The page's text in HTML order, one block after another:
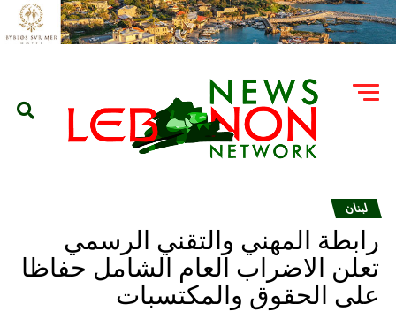
لبنان
رابطة المهني والتقني الرسمي
تعلن الاضراب العام الشامل حفاظا
على الحقوق والمكتسبات